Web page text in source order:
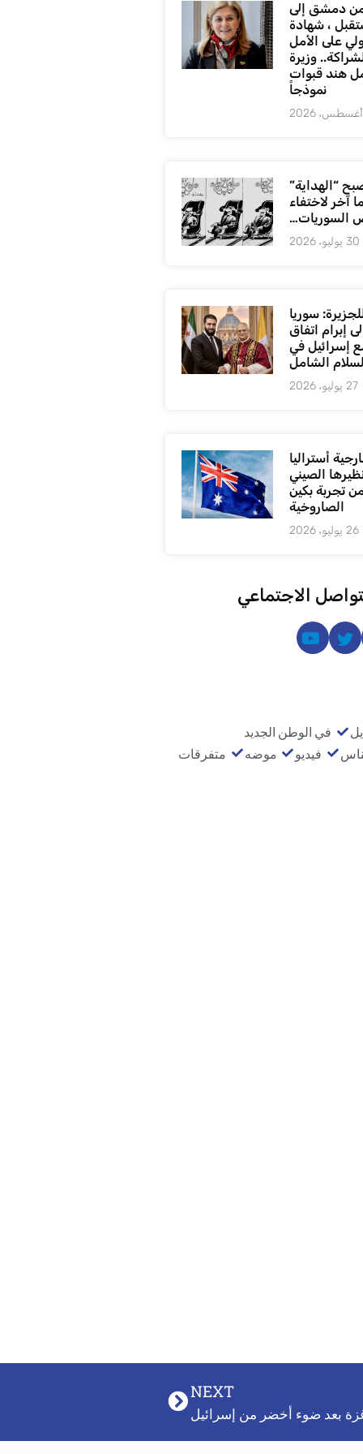
دمشق إلى
، شهادة
على الأمل
وزيرة
هند قبوات
نموذجاً
“الهداية”
آخر لاختفاء
السوريات…
30 يوليو، 2026
سوريا
إبرام اتفاق
إسرائيل في
الشامل
27 يوليو، 2026
أستراليا
الصيني
تجربة بكين
الصاروخية
26 يوليو، 2026
الاجتماعي
في الوطن الجديد
فيديو موضه متفرقات
NEXT
بعد ضوء أخضر من إسرائيل